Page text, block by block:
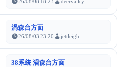
26/08/08 18:23 deervalley
渦森台方面
26/08/03 23:20 jettleigh
38系統 渦森台方面